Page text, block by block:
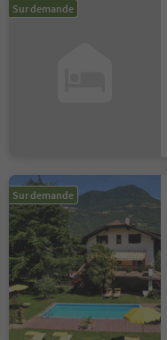
Sur demande
Sur demande